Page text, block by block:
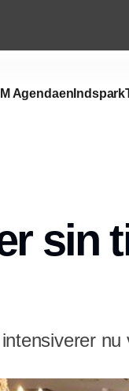
Agendaen Indspark
sin